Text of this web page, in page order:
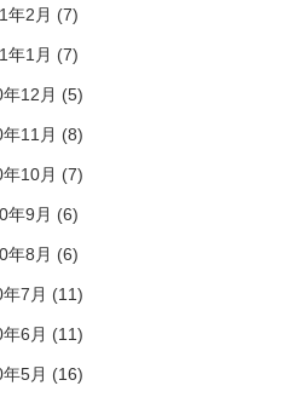
年2月 (7)
年1月 (7)
12月 (5)
11月 (8)
10月 (7)
年9月 (6)
年8月 (6)
7月 (11)
6月 (11)
5月 (16)